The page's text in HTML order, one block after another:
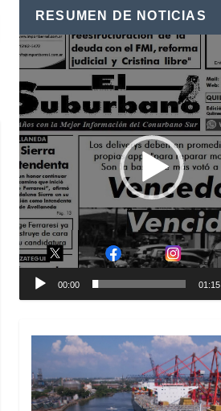
RESUMEN DE NOTICIAS
Reproductor
de
vídeo
00:00 01:15